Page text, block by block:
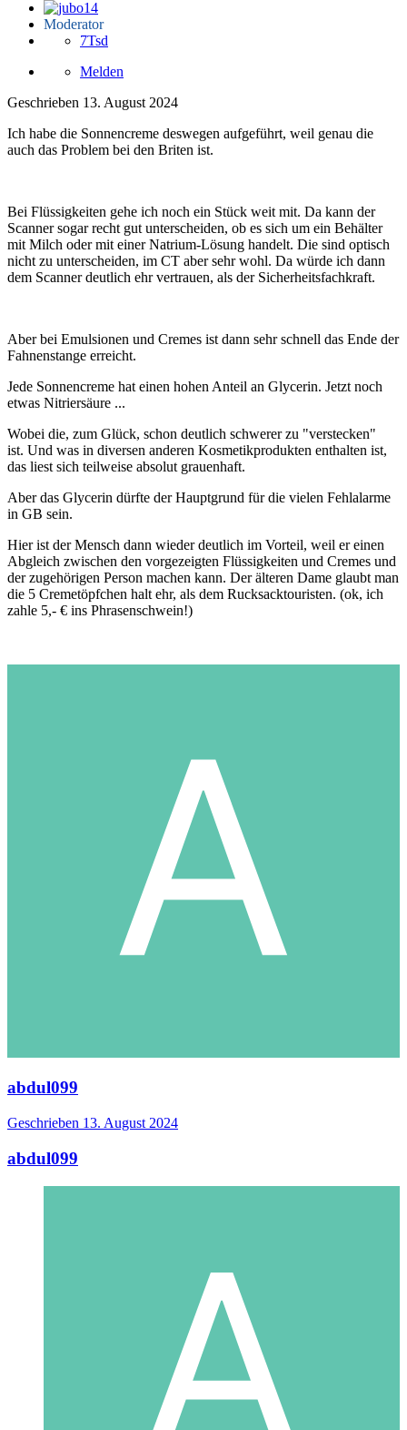
Moderator
7Tsd
Melden
Geschrieben 13. August 2024
Ich habe die Sonnencreme deswegen aufgeführt, weil genau die
auch das Problem bei den Briten ist.
Bei Flüssigkeiten gehe ich noch ein Stück weit mit. Da kann der
Scanner sogar recht gut unterscheiden, ob es sich um ein Behälter
mit Milch oder mit einer Natrium-Lösung handelt. Die sind optisch
nicht zu unterscheiden, im CT aber sehr wohl. Da würde ich dann
dem Scanner deutlich ehr vertrauen, als der Sicherheitsfachkraft.
Aber bei Emulsionen und Cremes ist dann sehr schnell das Ende der
Fahnenstange erreicht.
Jede Sonnencreme hat einen hohen Anteil an Glycerin. Jetzt noch
etwas Nitriersäure ...
Wobei die, zum Glück, schon deutlich schwerer zu "verstecken"
ist. Und was in diversen anderen Kosmetikprodukten enthalten ist,
das liest sich teilweise absolut grauenhaft.
Aber das Glycerin dürfte der Hauptgrund für die vielen Fehlalarme
in GB sein.
Hier ist der Mensch dann wieder deutlich im Vorteil, weil er einen
Abgleich zwischen den vorgezeigten Flüssigkeiten und Cremes und
der zugehörigen Person machen kann. Der älteren Dame glaubt man
die 5 Cremetöpfchen halt ehr, als dem Rucksacktouristen. (ok, ich
zahle 5,- € ins Phrasenschwein!)
abdul099
Geschrieben 13. August 2024
abdul099